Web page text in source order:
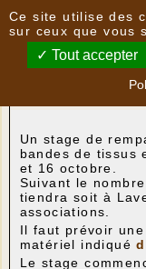
Nouvelles
Atelier
Un stage de
bandes de tissus
et 16 octobre.
Suivant le
tiendra soit à
associations.
Il faut prévoir
matériel indiqué
Le stage
Ce site utilise des
sur ceux que vous
Tout accepter